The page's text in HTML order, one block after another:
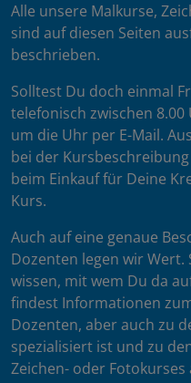
Alle unsere Malkurse,
sind auf diesen Seiten
beschrieben.
Solltest Du doch einmal
telefonisch zwischen
um die Uhr per E-Mail.
bei der
beim Einkauf für Deine
Kurs.
Auch auf eine genaue
Dozenten legen wir Wert.
wissen, mit wem Du da
findest Informationen
Dozenten, aber auch zu
spezialisiert ist und zu
Zeichen- oder